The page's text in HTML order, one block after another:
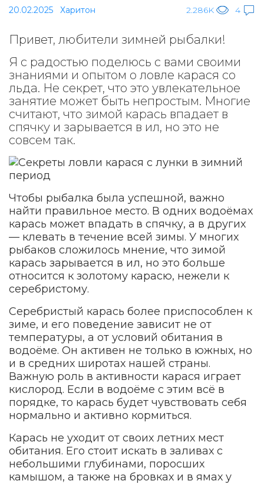
20.02.2025 Харитон 2.286K 4
Привет, любители зимней рыбалки!
Я с радостью поделюсь с вами своими
знаниями и опытом о ловле карася со
льда. Не секрет, что это увлекательное
занятие может быть непростым. Многие
считают, что зимой карась впадает в
спячку и зарывается в ил, но это не
совсем так.
Чтобы рыбалка была успешной, важно
найти правильное место. В одних водоёмах
карась может впадать в спячку, а в других
— клевать в течение всей зимы. У многих
рыбаков сложилось мнение, что зимой
карась зарывается в ил, но это больше
относится к золотому карасю, нежели к
серебристому.
Серебристый карась более приспособлен к
зиме, и его поведение зависит не от
температуры, а от условий обитания в
водоёме. Он активен не только в южных, но
и в средних широтах нашей страны.
Важную роль в активности карася играет
кислород. Если в водоёме с этим всё в
порядке, то карась будет чувствовать себя
нормально и активно кормиться.
Карась не уходит от своих летних мест
обитания. Его стоит искать в заливах с
небольшими глубинами, поросших
камышом, а также на бровках и в ямах у